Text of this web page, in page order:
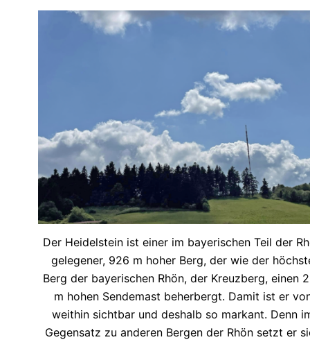
Der Heidelstein ist einer im bayerischen Teil der
gelegener, 926 m hoher Berg, der wie der
Berg der bayerischen Rhön, der Kreuzberg, einen
m hohen Sendemast beherbergt. Damit ist er
weithin sichtbar und deshalb so markant. Denn
Gegensatz zu anderen Bergen der Rhön setzt er